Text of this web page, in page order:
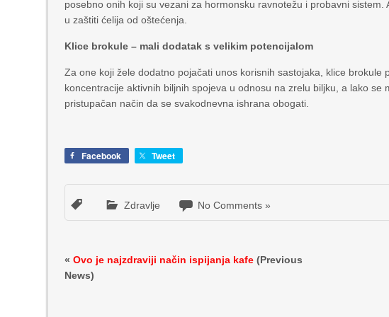
posebno onih koji su vezani za hormonsku ravnotežu i probavni
u zaštiti ćelija od oštećenja.
Klice brokule – mali dodatak s velikim potencijalom
Za one koji žele dodatno pojačati unos korisnih sastojaka, klice
koncentracije aktivnih biljnih spojeva u odnosu na zrelu biljku, a lako
pristupačan način da se svakodnevna ishrana obogati.
Facebook Tweet
Zdravlje No Comments »
«Ovo je najzdraviji način ispijanja kafe (Previous
News)